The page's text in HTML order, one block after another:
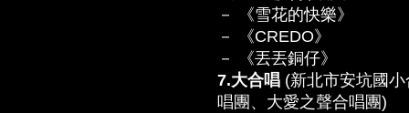
－ 《雪花的快樂》
－ 《CREDO》
－ 《丟丟銅仔》
7.大合唱 (新北市安坑國
唱團、大愛之聲合唱團)